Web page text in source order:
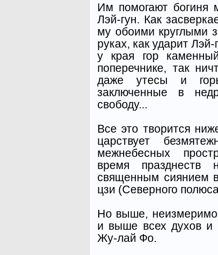
Им помогают богиня
Лэй-гун. Как
му обоими круглыми
руках, как ударит
у края гор
поперечнике, так
даже утесы и
заключенные в
свободу...
Все это творится
царствует
межнебесных
время празднеств
священным сиянием
цзи (Северного
Но выше, неизмеримо
и выше всех духов и
Жу-лай Фо.